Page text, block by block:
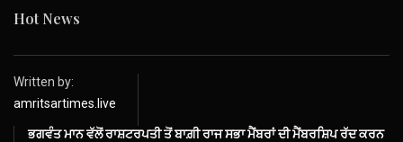
Hot News
Written by:
amritsartimes.live
ਭਗਵੰਤ ਮਾਨ ਵੱਲੋਂ ਰਾਸ਼ਟਰਪਤੀ ਤੋਂ ਬਾਗ਼ੀ ਰਾਜ ਸਭਾ ਮੈਂਬਰਾਂ ਦੀ ਮੈਂਬਰਸ਼ਿਪ ਰੱਦ ਕਰਨ